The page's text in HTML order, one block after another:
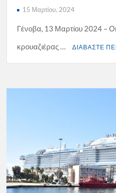
15 Μαρτίου, 2024
Γένοβα, 13 Μαρτίου 2024 – Οι
κρουαζιέρας …
ΔΙΑΒΑΣΤΕ